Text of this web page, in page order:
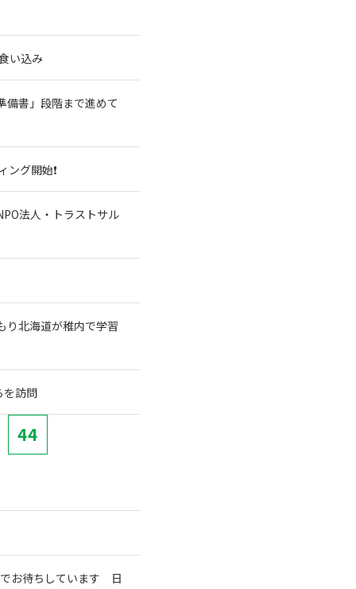
い込み
書」段階まで進めて
グ開始❗
法人・トラストサル
北海道が稚内で学習
を訪問
44
でお待ちしています 日